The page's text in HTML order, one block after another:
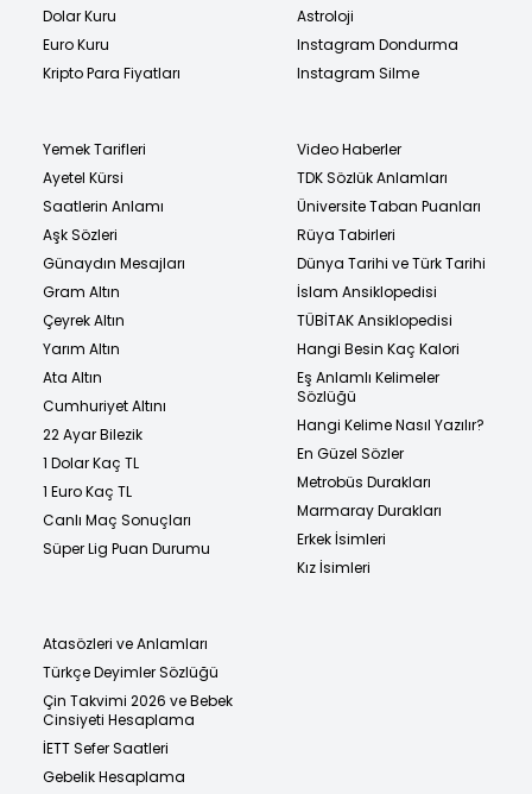
Dolar Kuru
Euro Kuru
Kripto Para Fiyatları
Astroloji
Instagram Dondurma
Instagram Silme
Yemek Tarifleri
Ayetel Kürsi
Saatlerin Anlamı
Aşk Sözleri
Günaydın Mesajları
Gram Altın
Çeyrek Altın
Yarım Altın
Ata Altın
Cumhuriyet Altını
22 Ayar Bilezik
1 Dolar Kaç TL
1 Euro Kaç TL
Canlı Maç Sonuçları
Süper Lig Puan Durumu
Video Haberler
TDK Sözlük Anlamları
Üniversite Taban Puanları
Rüya Tabirleri
Dünya Tarihi ve Türk Tarihi
İslam Ansiklopedisi
TÜBİTAK Ansiklopedisi
Hangi Besin Kaç Kalori
Eş Anlamlı Kelimeler
Sözlüğü
Hangi Kelime Nasıl Yazılır?
En Güzel Sözler
Metrobüs Durakları
Marmaray Durakları
Erkek İsimleri
Kız İsimleri
Atasözleri ve Anlamları
Türkçe Deyimler Sözlüğü
Çin Takvimi 2026 ve Bebek
Cinsiyeti Hesaplama
İETT Sefer Saatleri
Gebelik Hesaplama